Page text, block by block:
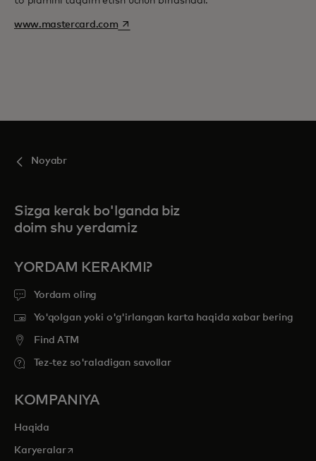
www.mastercard.comopens in a new tab
Noyabr
Sizga kerak bo'lganda biz
doim shu yerdamiz
YORDAM KERAKMI?
Yordam oling
Yo'qolgan yoki o'g'irlangan karta haqida xabar bering
Find ATM
Tez-tez so'raladigan savollar
KOMPANIYA
Haqida
Karyeralaropens in a new tab